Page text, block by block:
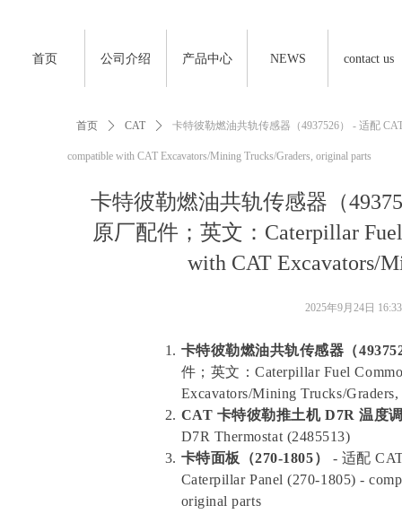
首页 公司介绍 产品中心 NEWS contact us
卡特彼勒燃油共轨传感器（
原厂配件；英文：Caterpillar
with CAT Excavators/
首页 ꄲ CAT ꄲ 卡特彼勒燃油共轨传感器（4937526） - 适配
compatible with CAT Excavators/Mining Trucks/Graders, original parts
卡特彼勒燃油共轨传感器（
件；英文：Caterpillar Fuel
Excavators/Mining Trucks/
CAT 卡特彼勒推土机 D7R 温度
D7R Thermostat (2485513)
卡特面板（270-1805）
- 适配
Caterpillar Panel (270-1805) -
original parts
2025年9月24日 16:33